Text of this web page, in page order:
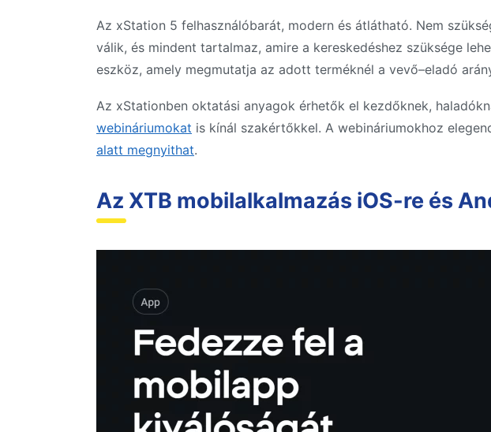
Az xStation 5 felhasználóbarát, modern és átlátható. Nem
válik, és mindent tartalmaz, amire a kereskedéshez szüksége
eszköz, amely megmutatja az adott terméknél a vevő–eladó
Az xStationben oktatási anyagok érhetők el kezdőknek,
webináriumokat is kínál szakértőkkel. A webináriumokhoz
alatt megnyithat.
Az XTB mobilalkalmazás iOS-re és